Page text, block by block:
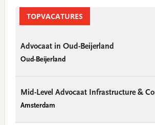
SidebarTOPVACATURES
Advocaat in Oud-Beijerland
Oud-Beijerland
Mid-Level Advocaat Infrastructure &
Amsterdam